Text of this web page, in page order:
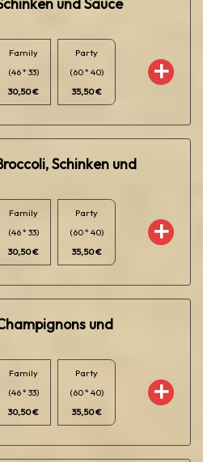
Family
(46 * 33)
30,50 €
Party
(60 * 40)
35,50 €
Schinken und
Family
(46 * 33)
30,50 €
Party
(60 * 40)
35,50 €
und
Family
(46 * 33)
30,50 €
Party
(60 * 40)
35,50 €